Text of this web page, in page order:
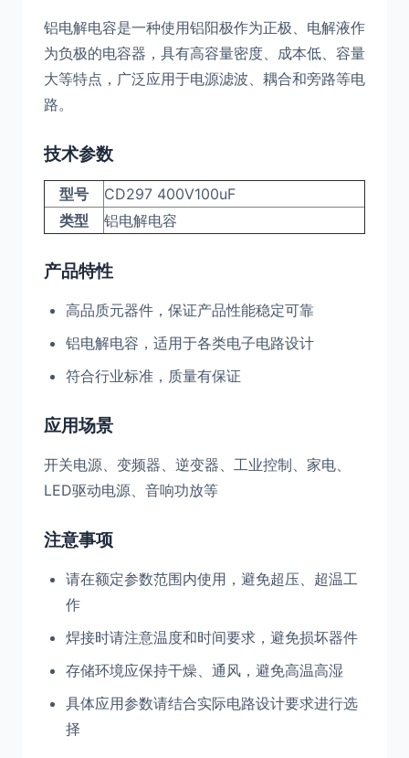
铝电解电容是一种使用铝阳极作为正极、电解液作
为负极的电容器，具有高容量密度、成本低、容量
大等特点，广泛应用于电源滤波、耦合和旁路等电
路。
技术参数
型号
CD297 400V100uF
类型
铝电解电容
产品特性
高品质元器件，保证产品性能稳定可靠
铝电解电容，适用于各类电子电路设计
符合行业标准，质量有保证
应用场景
开关电源、变频器、逆变器、工业控制、家电、
LED驱动电源、音响功放等
注意事项
请在额定参数范围内使用，避免超压、超温工
作
焊接时请注意温度和时间要求，避免损坏器件
存储环境应保持干燥、通风，避免高温高湿
具体应用参数请结合实际电路设计要求进行选
择